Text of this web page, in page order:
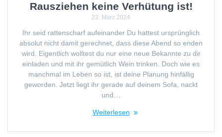
Rausziehen keine Verhütung ist!
22. März 2024
Ihr seid rattenscharf aufeinander Du hattest ursprünglich
absolut nicht damit gerechnet, dass diese Abend so enden
wird. Eigentlich wolltest du nur eine neue Bekannte zu dir
einladen und mit ihr gemütlich Wein trinken. Doch wie es
manchmal im Leben so ist, ist deine Planung hinfällig
geworden. Jetzt liegt ihr gerade auf deinem Sofa, nackt
und…
Weiterlesen